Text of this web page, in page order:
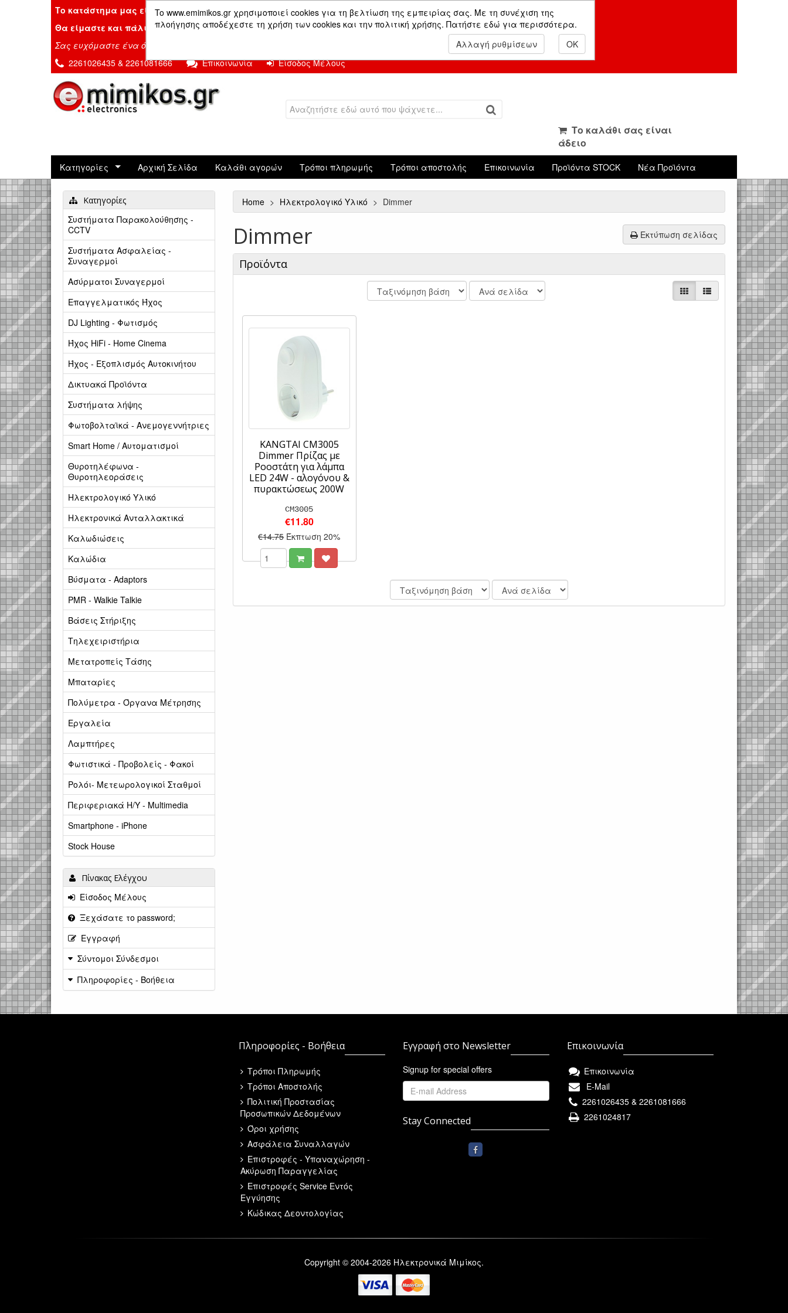
To www.emimikos.gr χρησιμοποιεί cookies για τη βελτίωση της εμπειρίας σας. Με τη συνέχιση της
πλοήγησης αποδέχεστε τη χρήση των cookies και την πολιτική χρήσης.Πατήστε εδώ για περισσότερα.
Αλλαγή ρυθμίσεων
OK
Το κατάστημα μας είναι κλειστό λόγω διακοπών.
Θα είμαστε και πάλι μαζί σας την Δευτέρα 24 Αυγούστου.
Σας ευχόμαστε ένα όμορφο καλοκαίρι!
2261026435 & 2261081666
Επικοινωνία Είσοδος Μέλους
Το καλάθι σας είναι
άδειο
Κατηγορίες Αρχική Σελίδα Καλάθι αγορών Τρόποι πληρωμής Τρόποι αποστολής Επικοινωνία Προϊόντα STOCK Νέα Προϊόντα
Home Ηλεκτρολογικό Υλικό Dimmer
Εκτύπωση σελίδας
Dimmer
Προϊόντα
KANGTAI CM3005
Dimmer Πρίζας με
Ροοστάτη για λάμπα
LED 24W - αλογόνου &
πυρακτώσεως 200W
CM3005
€11.80
€14.75 Έκπτωση 20%
Κατηγορίες
Συστήματα Παρακολούθησης -
CCTV
Συστήματα Ασφαλείας -
Συναγερμοί
Ασύρματοι Συναγερμοί
Επαγγελματικός Ήχος
DJ Lighting - Φωτισμός
Ήχος HiFi - Home Cinema
Ήχος - Εξοπλισμός Αυτοκινήτου
Δικτυακά Προϊόντα
Συστήματα λήψης
Φωτοβολταϊκά - Ανεμογεννήτριες
Smart Home / Αυτοματισμοί
Θυροτηλέφωνα -
Θυροτηλεοράσεις
Ηλεκτρολογικό Υλικό
Ηλεκτρονικά Ανταλλακτικά
Καλωδιώσεις
Καλώδια
Βύσματα - Adaptors
PMR - Walkie Talkie
Βάσεις Στήριξης
Τηλεχειριστήρια
Μετατροπείς Τάσης
Μπαταρίες
Πολύμετρα - Όργανα Μέτρησης
Εργαλεία
Λαμπτήρες
Φωτιστικά - Προβολείς - Φακοί
Ρολόι- Μετεωρολογικοί Σταθμοί
Περιφεριακά Η/Υ - Multimedia
Smartphone - iPhone
Stock House
Πίνακας Ελέγχου
Είσοδος Μέλους
Ξεχάσατε το password;
Εγγραφή
Σύντομοι Σύνδεσμοι
Πληροφορίες - Βοήθεια
Πληροφορίες - Βοήθεια
Τρόποι Πληρωμής
Τρόποι Αποστολής
Πολιτική Προστασίας
Προσωπικών Δεδομένων
Όροι χρήσης
Ασφάλεια Συναλλαγών
Επιστροφές - Υπαναχώρηση -
Ακύρωση Παραγγελίας
Επιστροφές Service Εντός
Εγγύησης
Κώδικας Δεοντολογίας
Εγγραφή στο Newsletter
Signup for special offers
Stay Connected
Επικοινωνία
Επικοινωνία
E-Mail
2261026435 & 2261081666
2261024817
Copyright © 2004-2026 Ηλεκτρονικά Μιμίκος.